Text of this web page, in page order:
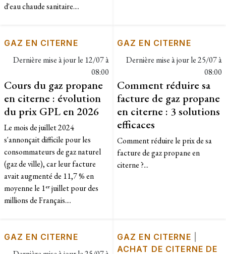
d'eau chaude sanitaire....
GAZ EN CITERNE
Dernière mise à jour le 12/07 à
08:00
Cours du gaz propane
en citerne : évolution
du prix GPL en 2026
Le mois de juillet 2024
s'annonçait difficile pour les
consommateurs de gaz naturel
(gaz de ville), car leur facture
avait augmenté de 11,7 % en
moyenne le 1ᵉʳ juillet pour des
millions de Français....
GAZ EN CITERNE
Dernière mise à jour le25/07 à
08:00
Comment réduire sa
facture de gaz propane
en citerne : 3 solutions
efficaces
Comment réduire le prix de sa
facture de gaz propane en
citerne ?...
GAZ EN CITERNE GAZ EN CITERNE
ACHAT DE CITERNE DE